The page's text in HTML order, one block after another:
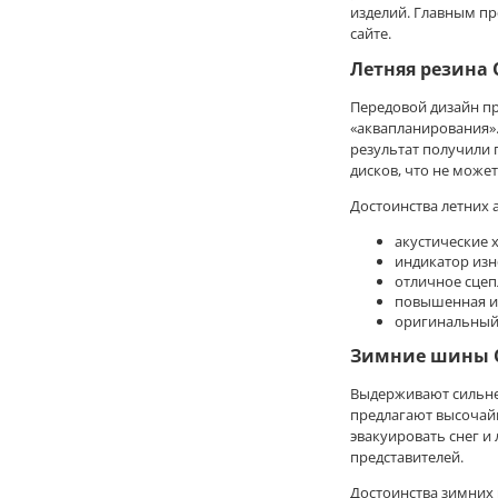
изделий. Главным
сайте.
Летняя резина
Передовой дизайн
результат
дисков, что не
Достоинства
акустические
индикатор
отличное
повышенная
Зимние шины
Выдерживают
предлагают
эвакуировать снег
представителей.
Достоинства